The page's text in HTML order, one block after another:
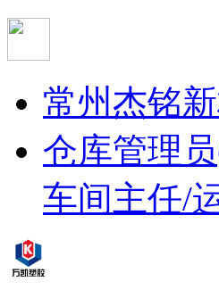
常州杰铭
仓库管理
车间主任/